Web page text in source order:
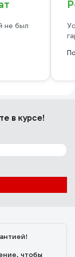
не был
в курсе!
чтобы